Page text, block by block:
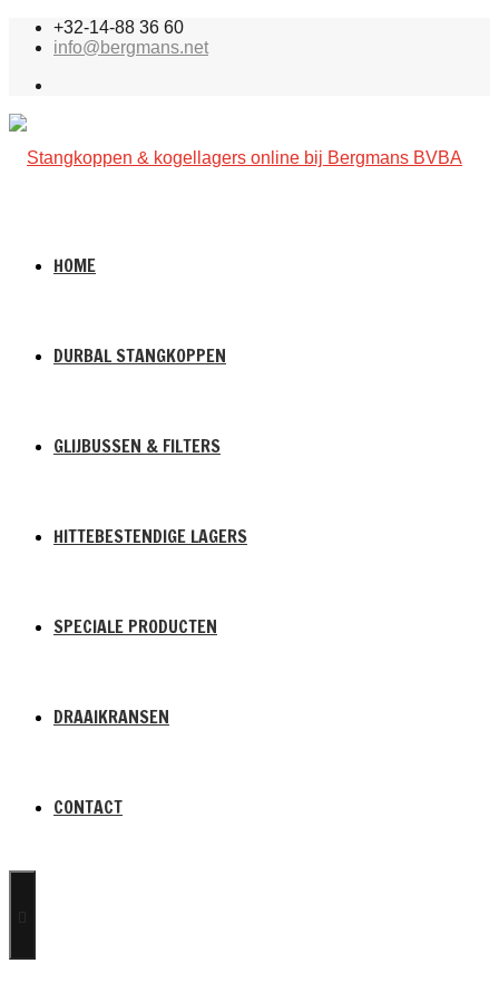
+32-14-88 36 60
info@bergmans.net
HOME
DURBAL STANGKOPPEN
GLIJBUSSEN & FILTERS
HITTEBESTENDIGE LAGERS
SPECIALE PRODUCTEN
DRAAIKRANSEN
CONTACT